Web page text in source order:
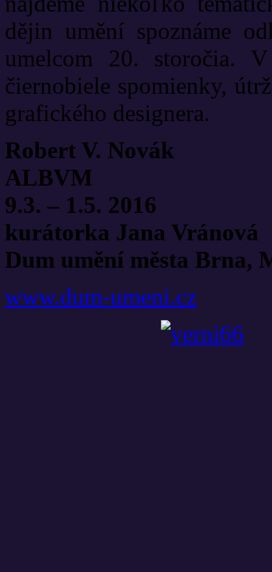
dějin umění spoznáme
umelcom 20. storočia.
čiernobiele spomienky,
grafického designera.
Robert V. Novák
ALBVM
9.3. – 1.5. 2016
kurátorka Jana Vránová
Dum umění města Brna,
www.dum-umeni.cz